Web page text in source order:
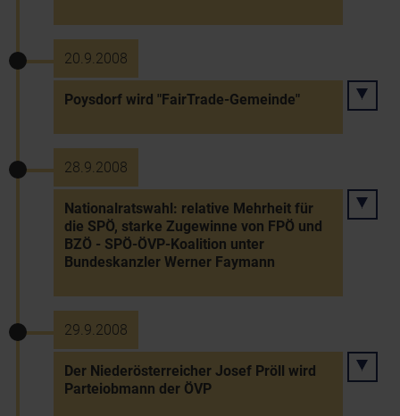
20.9.2008
Poysdorf wird "FairTrade-Gemeinde"
28.9.2008
Nationalratswahl: relative Mehrheit für
die SPÖ, starke Zugewinne von FPÖ und
BZÖ - SPÖ-ÖVP-Koalition unter
Bundeskanzler Werner Faymann
29.9.2008
Der Niederösterreicher Josef Pröll wird
Parteiobmann der ÖVP